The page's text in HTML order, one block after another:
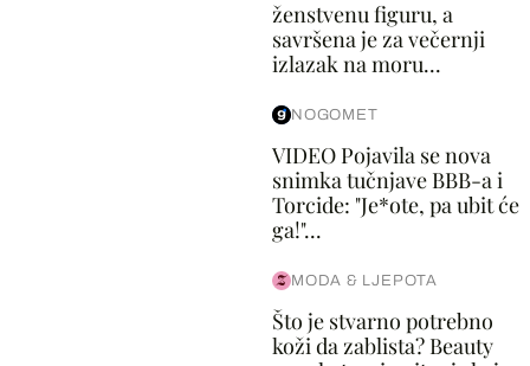
ženstvenu figuru, a
savršena je za večernji
izlazak na moru...
NOGOMET
VIDEO Pojavila se nova
snimka tučnjave BBB-a i
Torcide: "Je*ote, pa ubit će
ga!"...
MODA & LJEPOTA
Što je stvarno potrebno
koži da zablista? Beauty